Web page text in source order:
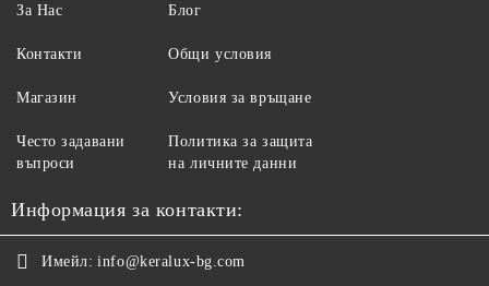
За Нас
Контакти
Магазин
Често задавани
въпроси
Блог
Общи условия
Условия за връщане
Политика за защита
на личните данни
Информация за контакти:
Имейл: info@keralux-bg.com